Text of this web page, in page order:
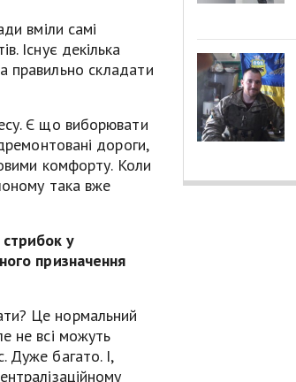
вміли самі
Існує декілька
правильно складати
Є що виборювати
дороги,
комфорту. Коли
така вже
у
призначення
Це нормальний
не всі можуть
Дуже багато. І,